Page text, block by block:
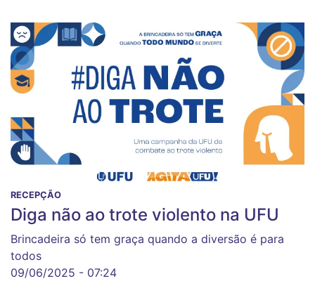
RECEPÇÃO
Diga não ao trote violento na UFU
Brincadeira só tem graça quando a diversão é para
todos
09/06/2025 - 07:24